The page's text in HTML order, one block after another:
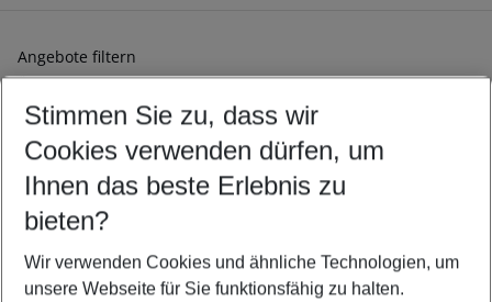
Angebote filtern
Ändern Sie Ihre Kriterien nach Ihren Wünschen
Abflughafen wählen
Beliebiger Abflughafen
Reisezeitraum wählen
10.08.26– 08.08.27 5-8 Nächte
2 Erwachsene Keine Kinder
Stimmen Sie zu, dass wir
Cookies verwenden dürfen, um
Ihnen das beste Erlebnis zu
bieten?
Wir verwenden Cookies und ähnliche Technologien, um
unsere Webseite für Sie funktionsfähig zu halten.